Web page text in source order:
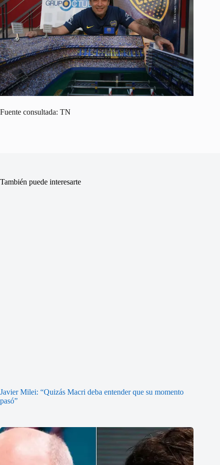
Fuente consultada: TN
También puede interesarte
Javier Milei: “Quizás Macri deba entender que su momento
pasó”